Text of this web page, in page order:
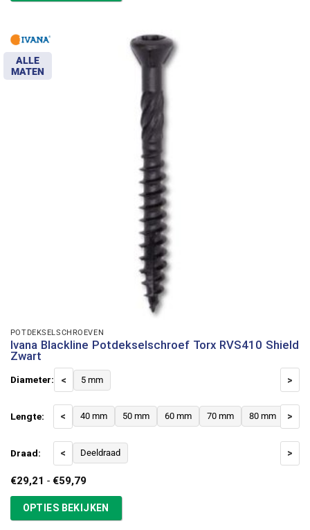
ALLE
MATEN
POTDEKSELSCHROEVEN
Ivana Blackline Potdekselschroef Torx RVS410 Shield
Zwart
Diameter: < 5 mm >
Lengte: < 40 mm 50 mm 60 mm 70 mm 80 mm >
Draad: < Deeldraad >
€29,21 - €59,79Prijsklasse:
tot
€59,79
OPTIES BEKIJKEN